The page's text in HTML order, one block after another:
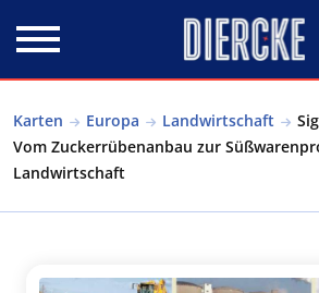
Karten Europa Landwirtschaft
Vom Zuckerrübenanbau zur
Landwirtschaft